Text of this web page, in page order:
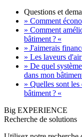
Questions et
» Comment
» Comment
bâtiment ? «
» J'aimerais
» Les laveurs
» De quel
dans mon
» Quelles sont
bâtiment ? «
Big EXPERIENCE
Recherche de solutions